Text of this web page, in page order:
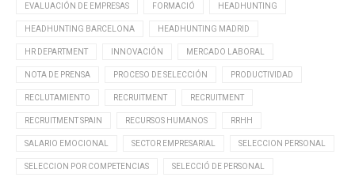
EVALUACIÓN DE EMPRESAS FORMACIÓ HEADHUNTING
HEADHUNTING BARCELONA HEADHUNTING MADRID
HR DEPARTMENT INNOVACIÓN MERCADO LABORAL
NOTA DE PRENSA PROCESO DE SELECCIÓN PRODUCTIVIDAD
RECLUTAMIENTO RECRUITMENT RECRUITMENT
RECRUITMENT SPAIN RECURSOS HUMANOS RRHH
SALARIO EMOCIONAL SECTOR EMPRESARIAL SELECCION PERSONAL
SELECCION POR COMPETENCIAS SELECCIÓ DE PERSONAL